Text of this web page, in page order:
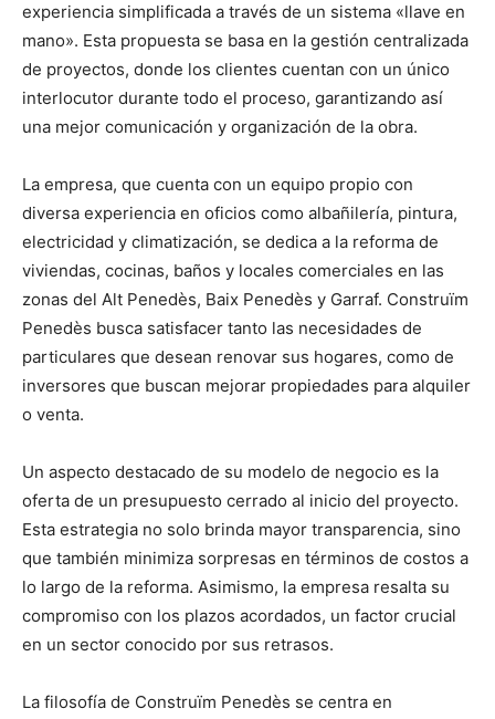
experiencia simplificada a través de un sistema «llave en
mano». Esta propuesta se basa en la gestión centralizada
de proyectos, donde los clientes cuentan con un único
interlocutor durante todo el proceso, garantizando así
una mejor comunicación y organización de la obra.
La empresa, que cuenta con un equipo propio con
diversa experiencia en oficios como albañilería, pintura,
electricidad y climatización, se dedica a la reforma de
viviendas, cocinas, baños y locales comerciales en las
zonas del Alt Penedès, Baix Penedès y Garraf. Construïm
Penedès busca satisfacer tanto las necesidades de
particulares que desean renovar sus hogares, como de
inversores que buscan mejorar propiedades para alquiler
o venta.
Un aspecto destacado de su modelo de negocio es la
oferta de un presupuesto cerrado al inicio del proyecto.
Esta estrategia no solo brinda mayor transparencia, sino
que también minimiza sorpresas en términos de costos a
lo largo de la reforma. Asimismo, la empresa resalta su
compromiso con los plazos acordados, un factor crucial
en un sector conocido por sus retrasos.
La filosofía de Construïm Penedès se centra en